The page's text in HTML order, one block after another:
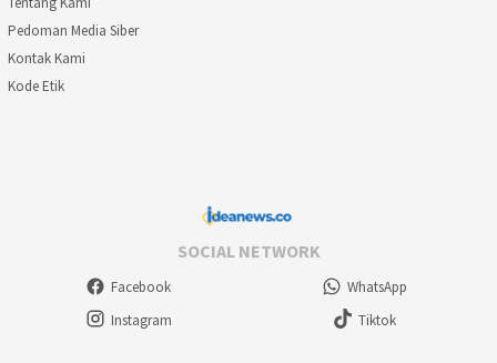
Pedoman Media Siber
Kontak Kami
Kode Etik
SOCIAL NETWORK
Facebook
WhatsApp
Instagram
Tiktok